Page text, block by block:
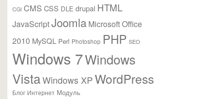
CGI CMS CSS DLE drupal HTML
JavaScriptJoomla Microsoft Office
2010 MySQL Perl Photoshop PHP SEO
Windows 7Windows
VistaWindows XP WordPress
Блог Интернет Модуль